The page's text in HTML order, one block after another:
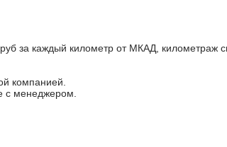
за каждый километр от МКАД, километраж
компанией.
с менеджером.